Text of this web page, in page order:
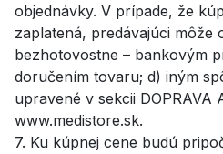
objednávky. V prípade, že
zaplatená, predávajúci môže
bezhotovostne – bankovým
doručením tovaru; d) iným
upravené v sekcii DOPRAVA
www.medistore.sk.
7. Ku kúpnej cene budú